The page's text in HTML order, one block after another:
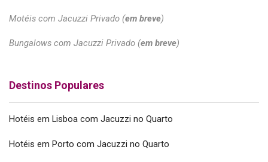
Motéis com Jacuzzi Privado (em breve)
Bungalows com Jacuzzi Privado (em breve)
Destinos Populares
Hotéis em Lisboa com Jacuzzi no Quarto
Hotéis em Porto com Jacuzzi no Quarto